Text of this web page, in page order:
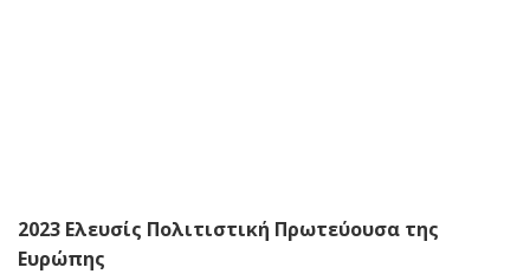
2023 Ελευσίς Πολιτιστική Πρωτεύουσα της
Ευρώπης